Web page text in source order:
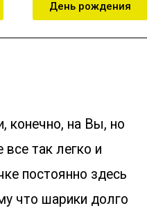
День рождения
конечно, на Вы, но
все так легко и
постоянно здесь
что шарики долго